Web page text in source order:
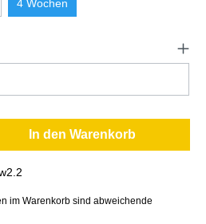
4 Wochen
In den Warenkorb
im Warenkorb sind abweichende